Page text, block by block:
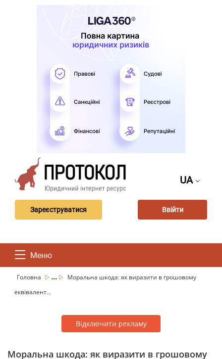
UA
Зареєструватися Ввійти
Меню
Головна ...
Моральна шкода: як виразити в грошовому
еквівалент...
Відключити рекламу
Моральна шкода: як виразити в грошовому